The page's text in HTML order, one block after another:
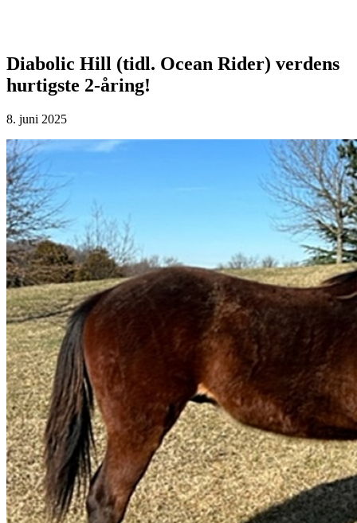
Diabolic Hill (tidl. Ocean Rider) verdens
hurtigste 2-åring!
8. juni 2025